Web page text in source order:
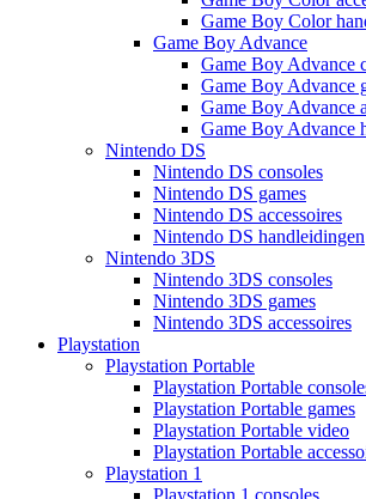
Game Boy Color
Game Boy Advance
Game Boy Advance
Game Boy Advance
Game Boy Advance
Game Boy Advance
Nintendo DS
Nintendo DS consoles
Nintendo DS games
Nintendo DS accessoires
Nintendo DS handleidingen
Nintendo 3DS
Nintendo 3DS consoles
Nintendo 3DS games
Nintendo 3DS accessoires
Playstation
Playstation Portable
Playstation Portable
Playstation Portable games
Playstation Portable video
Playstation Portable
Playstation 1
Playstation 1 consoles